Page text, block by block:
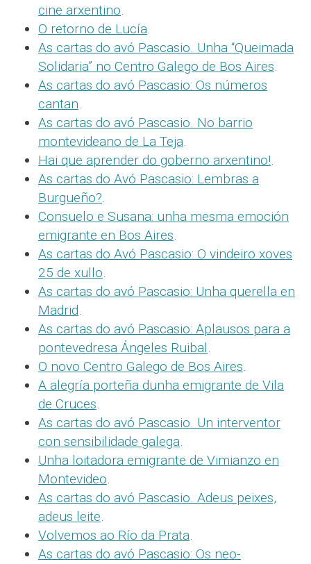
cine arxentino.
O retorno de Lucía.
As cartas do avó Pascasio. Unha “Queimada
Solidaria” no Centro Galego de Bos Aires.
As cartas do avó Pascasio: Os números
cantan.
As cartas do avó Pascasio. No barrio
montevideano de La Teja.
Hai que aprender do goberno arxentino!.
As cartas do Avó Pascasio: Lembras a
Burgueño?.
Consuelo e Susana: unha mesma emoción
emigrante en Bos Aires.
As cartas do Avó Pascasio: O vindeiro xoves
25 de xullo.
As cartas do avó Pascasio: Unha querella en
Madrid.
As cartas do avó Pascasio: Aplausos para a
pontevedresa Ángeles Ruibal.
O novo Centro Galego de Bos Aires.
A alegría porteña dunha emigrante de Vila
de Cruces.
As cartas do avó Pascasio. Un interventor
con sensibilidade galega.
Unha loitadora emigrante de Vimianzo en
Montevideo.
As cartas do avó Pascasio. Adeus peixes,
adeus leite.
Volvemos ao Río da Prata.
As cartas do avó Pascasio: Os neo-